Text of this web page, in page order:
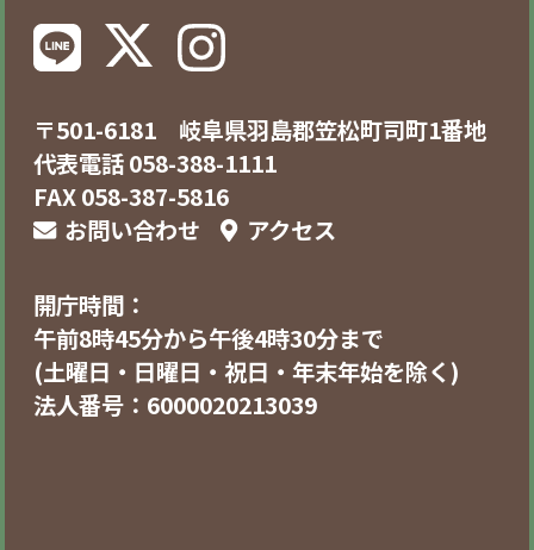
〒501-6181 岐阜県羽島郡笠松町司町1番地
代表電話 058-388-1111
FAX 058-387-5816
お問い合わせ
アクセス
開庁時間：
午前8時45分から午後4時30分まで
(土曜日・日曜日・祝日・年末年始を除く)
法人番号：6000020213039